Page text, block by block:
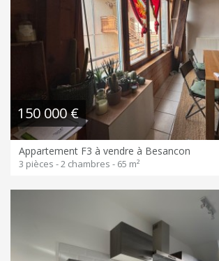
150 000 €
Appartement F3 à vendre à Besancon
3 pièces - 2 chambres - 65 m²